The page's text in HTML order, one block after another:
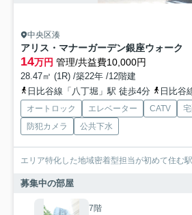
中央区湊
アリス・マナーガーデン銀座ウォーク
14万円 管理/共益費10,000円
28.47㎡ (1R) /築22年 /12階建
日比谷線「八丁堀」駅 徒歩4分
日比谷
オートロック エレベーター CATV
防犯カメラ
公共下水
エリア特化した地域密着型担当が初めて住む
募集中の部屋
7階